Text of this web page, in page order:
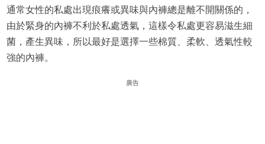
通常女性的私處出現痕癢或異味與內褲總是離不開關係的，
由於緊身的內褲不利於私處透氣，這樣令私處更容易滋生細
菌，產生異味，所以最好是選擇一些棉質、柔軟、透氣性較
強的內褲。
廣告